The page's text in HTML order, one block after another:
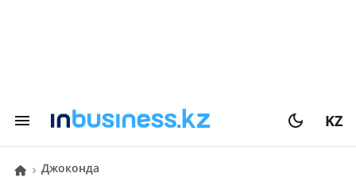
KZ
Джоконда